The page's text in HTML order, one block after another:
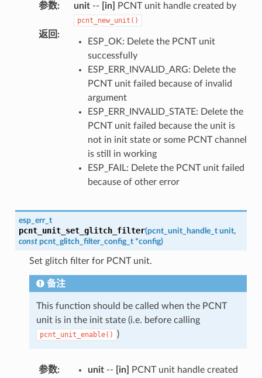
参数: unit-- [in] PCNT unit handle created by
pcnt_new_unit()
返回 :
ESP_OK: Delete the PCNT unit
successfully
ESP_ERR_INVALID_ARG: Delete the
PCNT unit failed because of invalid
argument
ESP_ERR_INVALID_STATE: Delete the
PCNT unit failed because the unit is
not in init state or some PCNT channel
is still in working
ESP_FAIL: Delete the PCNT unit failed
because of other error
esp_err_t
pcnt_unit_set_glitch_filter(pcnt_unit_handle_t unit,
const pcnt_glitch_filter_config_t *config)
Set glitch filter for PCNT unit.
备注
This function should be called when the PCNT
unit is in the init state (i.e. before calling
pcnt_unit_enable() )
参数: unit-- [in]
PCNT unit handle created